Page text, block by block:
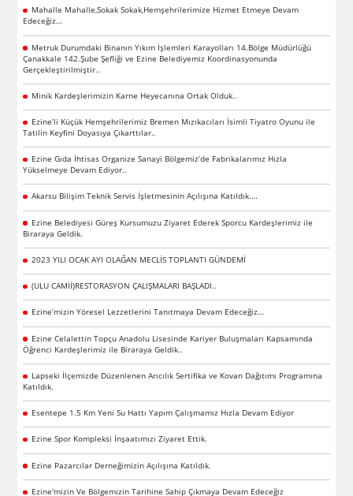
Mahalle Mahalle,Sokak Sokak,Hemşehrilerimize Hizmet Etmeye Devam
Edeceğiz…
Metruk Durumdaki Binanın Yıkım İşlemleri Karayolları 14.Bölge Müdürlüğü
Çanakkale 142.Şube Şefliği ve Ezine Belediyemiz Koordinasyonunda
Gerçekleştirilmiştir..
Minik Kardeşlerimizin Karne Heyecanına Ortak Olduk..
Ezine’li Küçük Hemşehrilerimiz Bremen Mızıkacıları İsimli Tiyatro Oyunu ile
Tatilin Keyfini Doyasıya Çıkarttılar..
Ezine Gıda İhtisas Organize Sanayi Bölgemiz’de Fabrikalarımız Hızla
Yükselmeye Devam Ediyor..
Akarsu Bilişim Teknik Servis İşletmesinin Açılışına Katıldık.…
Ezine Belediyesi Güreş Kursumuzu Ziyaret Ederek Sporcu Kardeşlerimiz ile
Biraraya Geldik.
2023 YILI OCAK AYI OLAĞAN MECLİS TOPLANTI GÜNDEMİ
(ULU CAMİİ)RESTORASYON ÇALIŞMALARI BAŞLADI..
Ezine’mizin Yöresel Lezzetlerini Tanıtmaya Devam Edeceğiz…
Ezine Celalettin Topçu Anadolu Lisesinde Kariyer Buluşmaları Kapsamında
Öğrenci Kardeşlerimiz ile Biraraya Geldik..
Lapseki İlçemizde Düzenlenen Arıcılık Sertifika ve Kovan Dağıtımı Programına
Katıldık.
Esentepe 1.5 Km Yeni Su Hattı Yapım Çalışmamız Hızla Devam Ediyor
Ezine Spor Kompleksi İnşaatımızı Ziyaret Ettik.
Ezine Pazarcılar Derneğimizin Açılışına Katıldık.
Ezine'mizin Ve Bölgemizin Tarihine Sahip Çıkmaya Devam Edeceğiz